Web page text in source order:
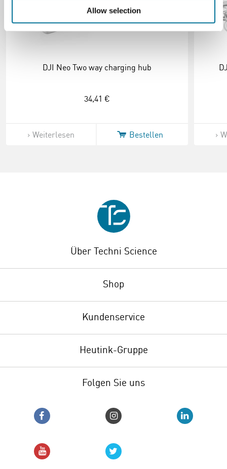
Allow selection
DJI Neo Two way charging hub
34,41 €
Weiterlesen Bestellen
Über Techni Science
Shop
Kundenservice
Heutink-Gruppe
Folgen Sie uns